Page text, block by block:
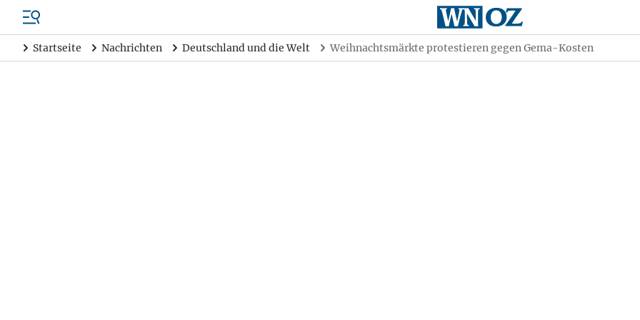
Startseite Nachrichten Deutschland und die Welt Weihnachtsmärkte protestieren gegen Gema-Kosten